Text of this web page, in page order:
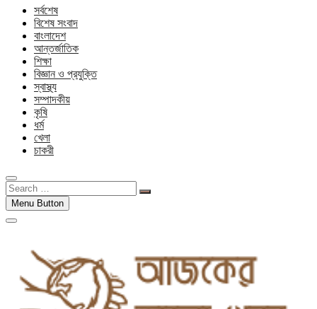
সর্বশেষ
বিশেষ সংবাদ
বাংলাদেশ
আন্তর্জাতিক
শিক্ষা
বিজ্ঞান ও প্রযুক্তি
স্বাস্থ্য
সম্পাদকীয়
কৃষি
ধর্ম
খেলা
চাকরী
Search
…Menu Button